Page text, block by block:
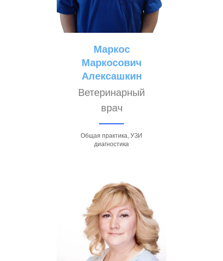
Маркос
Маркосович
Алексашкин
Ветеринарный
врач
Общая практика, УЗИ
диагностика